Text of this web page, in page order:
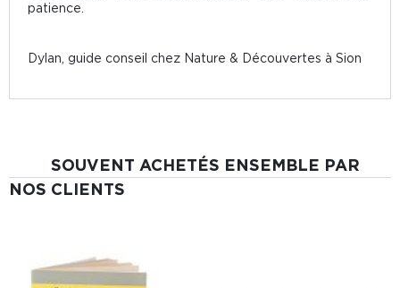
patience.
Dylan, guide conseil chez Nature & Découvertes à Sion
SOUVENT ACHETÉS ENSEMBLE PAR
NOS CLIENTS